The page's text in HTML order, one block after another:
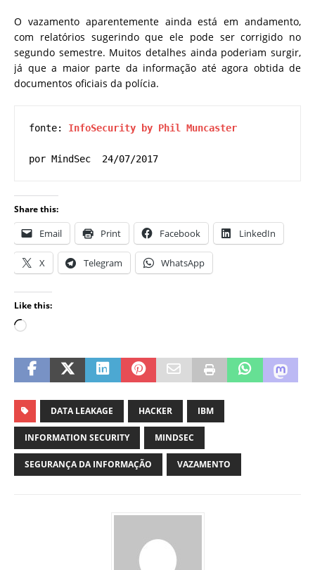
O vazamento aparentemente ainda está em andamento,
com relatórios sugerindo que ele pode ser corrigido no
segundo semestre. Muitos detalhes ainda poderiam surgir,
já que a maior parte da informação até agora obtida de
documentos oficiais da polícia.
fonte: InfoSecurity by Phil Muncaster
por MindSec  24/07/2017
Share this:
Email Print Facebook LinkedIn
X Telegram WhatsApp
Like this:
DATA LEAKAGE HACKER IBM
INFORMATION SECURITY MINDSEC
SEGURANÇA DA INFORMAÇÃO VAZAMENTO